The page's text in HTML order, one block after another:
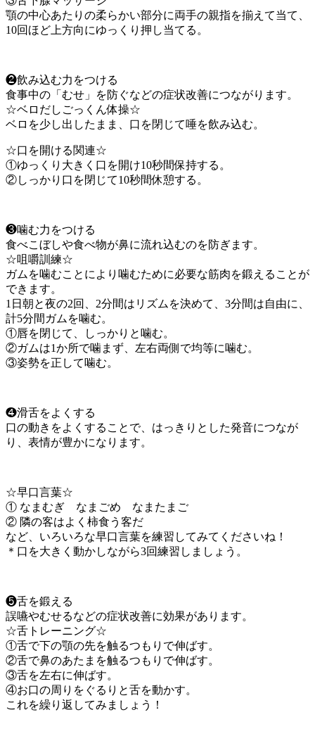
顎の中心あたりの柔らかい部分に両手の親指を揃えて当て、
10回ほど上方向にゆっくり押し当てる。
❷飲み込む力をつける
食事中の「むせ」を防ぐなどの症状改善につながります。
☆ベロだしごっくん体操☆
ベロを少し出したまま、口を閉じて唾を飲み込む。
☆口を開ける関連☆
①ゆっくり大きく口を開け10秒間保持する。
②しっかり口を閉じて10秒間休憩する。
❸噛む力をつける
食べこぼしや食べ物が鼻に流れ込むのを防ぎます。
☆咀嚼訓練☆
ガムを噛むことにより噛むために必要な筋肉を鍛えることが
できます。
1日朝と夜の2回、2分間はリズムを決めて、3分間は自由に、
計5分間ガムを噛む。
①唇を閉じて、しっかりと噛む。
②ガムは1か所で噛まず、左右両側で均等に噛む。
③姿勢を正して噛む。
❹滑舌をよくする
口の動きをよくすることで、はっきりとした発音につなが
り、表情が豊かになります。
☆早口言葉☆
① なまむぎ なまごめ なまたまご
② 隣の客はよく柿食う客だ
など、いろいろな早口言葉を練習してみてくださいね！
＊口を大きく動かしながら3回練習しましょう。
❺舌を鍛える
誤嚥やむせるなどの症状改善に効果があります。
☆舌トレーニング☆
①舌で下の顎の先を触るつもりで伸ばす。
②舌で鼻のあたまを触るつもりで伸ばす。
③舌を左右に伸ばす。
④お口の周りをぐるりと舌を動かす。
これを繰り返してみましょう！